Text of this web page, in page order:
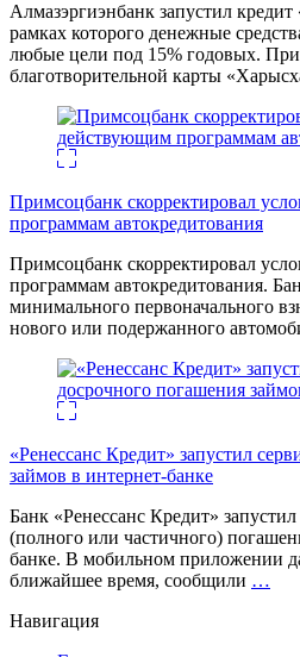
Алмазэргиэнбанк запустил
рамках которого денежные
любые цели под 15% годовых.
благотворительной карты
Примсоцбанк скорректировал
программам автокредитования
Примсоцбанк скорректировал
программам автокредитования.
минимального первоначального
нового или подержанного
«Ренессанс Кредит» запустил
займов в интернет-банке
Банк «Ренессанс Кредит»
(полного или частичного)
банке. В мобильном приложении
ближайшее время, сообщили …
Навигация